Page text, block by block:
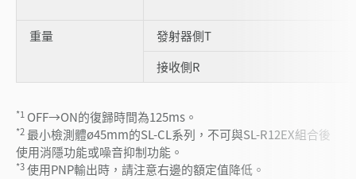
重量
發射器側T
接收側R
*1 OFF→ON的復歸時間為125ms。
*2 最小檢測體ø45mm的SL-CL系列，不可與SL-R12EX組合後
使用消隱功能或噪音抑制功能。
*3使用PNP輸出時，請注意右邊的額定值降低。